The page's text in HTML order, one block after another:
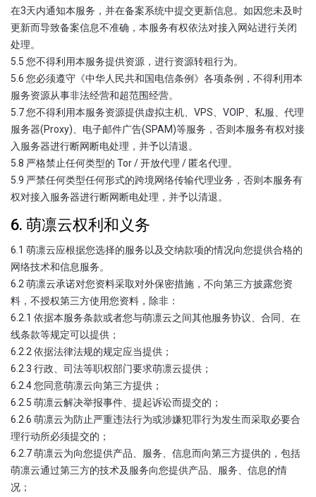
在3天内通知本服务，并在备案系统中提交更新信息。如因您未及时
更新而导致备案信息不准确，本服务有权依法对接入网站进行关闭
处理。
5.5 您不得利用本服务提供资源，进行资源转租行为。
5.6 您必须遵守《中华人民共和国电信条例》各项条例，不得利用本
服务资源从事非法经营和超范围经营。
5.7 您不得利用本服务资源提供虚拟主机、VPS、VOIP、私服、代理
服务器(Proxy)、电子邮件广告(SPAM)等服务，否则本服务有权对接
入服务器进行断网断电处理，并予以清退。
5.8 严格禁止任何类型的 Tor / 开放代理 / 匿名代理。
5.9 严禁任何类型任何形式的跨境网络传输代理业务，否则本服务有
权对接入服务器进行断网断电处理，并予以清退。
6. 萌凛云权利和义务
6.1 萌凛云应根据您选择的服务以及交纳款项的情况向您提供合格的
网络技术和信息服务。
6.2 萌凛云承诺对您资料采取对外保密措施，不向第三方披露您资
料，不授权第三方使用您资料，除非：
6.2.1 依据本服务条款或者您与萌凛云之间其他服务协议、合同、在
线条款等规定可以提供；
6.2.2 依据法律法规的规定应当提供；
6.2.3 行政、司法等职权部门要求萌凛云提供；
6.2.4 您同意萌凛云向第三方提供；
6.2.5 萌凛云解决举报事件、提起诉讼而提交的；
6.2.6 萌凛云为防止严重违法行为或涉嫌犯罪行为发生而采取必要合
理行动所必须提交的；
6.2.7 萌凛云为向您提供产品、服务、信息而向第三方提供的，包括
萌凛云通过第三方的技术及服务向您提供产品、服务、信息的情
况；